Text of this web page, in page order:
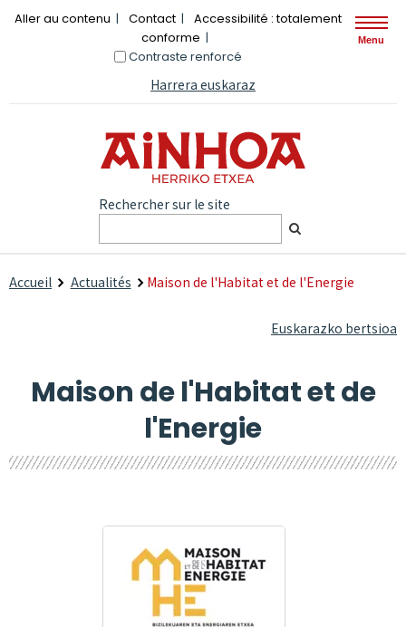
Aller au contenu Contact
Accessibilité : totalement
conforme
Contraste renforcé
Harrera euskaraz
Rechercher sur le site
Menu
Accueil Actualités Maison de l'Habitat et de l'Energie
Euskarazko bertsioa
Maison de l'Habitat et de
l'Energie